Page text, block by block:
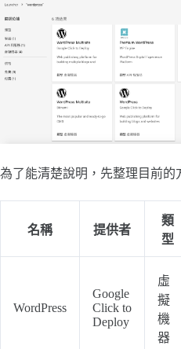
為了能清楚說明，先整理目前的
名稱 提供者
類
型
WordPress
Google
Click to
Deploy
虛
擬
機
器